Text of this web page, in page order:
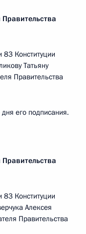
Правительства
83 Конституции
Татьяну
Правительства
его подписания.
Правительства
83 Конституции
Алексея
Правительства